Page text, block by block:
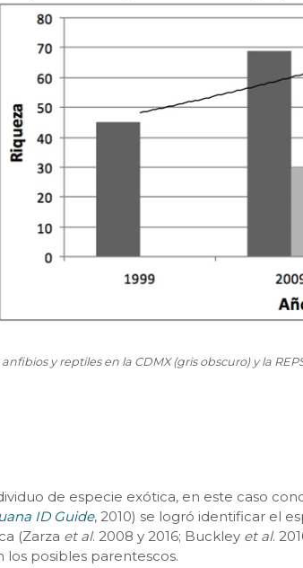
y reptiles en la CDMX (gris obscuro) y la
de especie exótica, en este caso
ID Guide, 2010) se logró identificar el
(Zarza et al. 2008 y 2016; Buckley et al.
los posibles parentescos.